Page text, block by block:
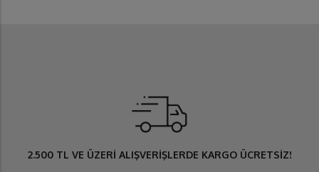
2.500 TL VE ÜZERİ ALIŞVERİŞLERDE KARGO ÜCRETSİZ!